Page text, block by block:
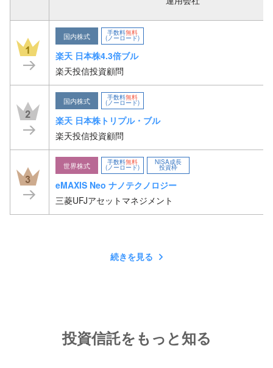
1 国内株式 手数料無料
(ノーロード)
楽天 日本株4.3倍ブル
楽天投信投資顧問
2 国内株式 手数料無料
(ノーロード)
楽天 日本株トリプル・ブル
楽天投信投資顧問
3 世界株式 手数料無料
(ノーロード)
NISA成長
投資枠
eMAXIS Neo ナノテクノロジー
三菱UFJアセットマネジメント
続きを見る
投資信託をもっと知る